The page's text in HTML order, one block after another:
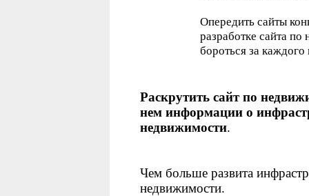
Опередить сайты
разработке сайта
бороться за каждого
Раскрутить сайт по
нем информации о
недвижимости.
Чем больше развита
недвижимости.